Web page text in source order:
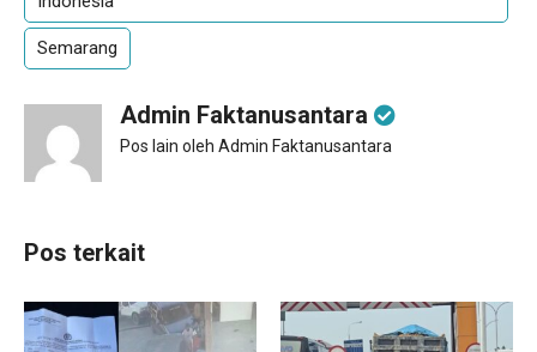
Semarang
Admin Faktanusantara
Pos lain oleh Admin Faktanusantara
Pos terkait